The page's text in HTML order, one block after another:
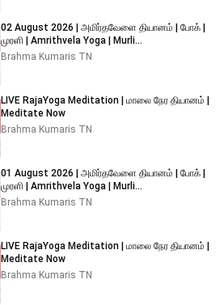
02 August 2026 | அமிர்தவேளை தியானம் | போக் |
முரளி | Amrithvela Yoga | Murli
#brahmakumaristamilnadu
Brahma Kumaris TN
LIVE RajaYoga Meditation | மாலை நேர தியானம் |
Meditate Now
Brahma Kumaris TN
01 August 2026 | அமிர்தவேளை தியானம் | போக் |
முரளி | Amrithvela Yoga | Murli
#brahmakumaristamilnadu
Brahma Kumaris TN
LIVE RajaYoga Meditation | மாலை நேர தியானம் |
Meditate Now
Brahma Kumaris TN